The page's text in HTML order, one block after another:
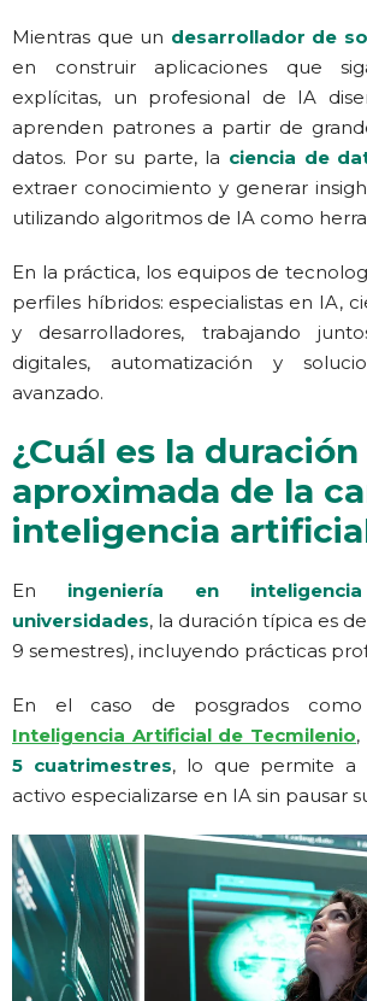
Mientras que un desarrollador de
en construir aplicaciones que
explícitas, un profesional de IA
aprenden patrones a partir de
datos. Por su parte, la ciencia de
extraer conocimiento y generar
utilizando algoritmos de IA como
En la práctica, los equipos de
perfiles híbridos: especialistas en IA,
y desarrolladores, trabajando
digitales, automatización y
avanzado.
¿Cuál es la duración
aproximada de la
inteligencia
En ingeniería en
universidades, la duración típica es de
9 semestres), incluyendo prácticas
En el caso de posgrados
Inteligencia Artificial de Tecmilenio,
5 cuatrimestres, lo que permite a
activo especializarse en IA sin pausar